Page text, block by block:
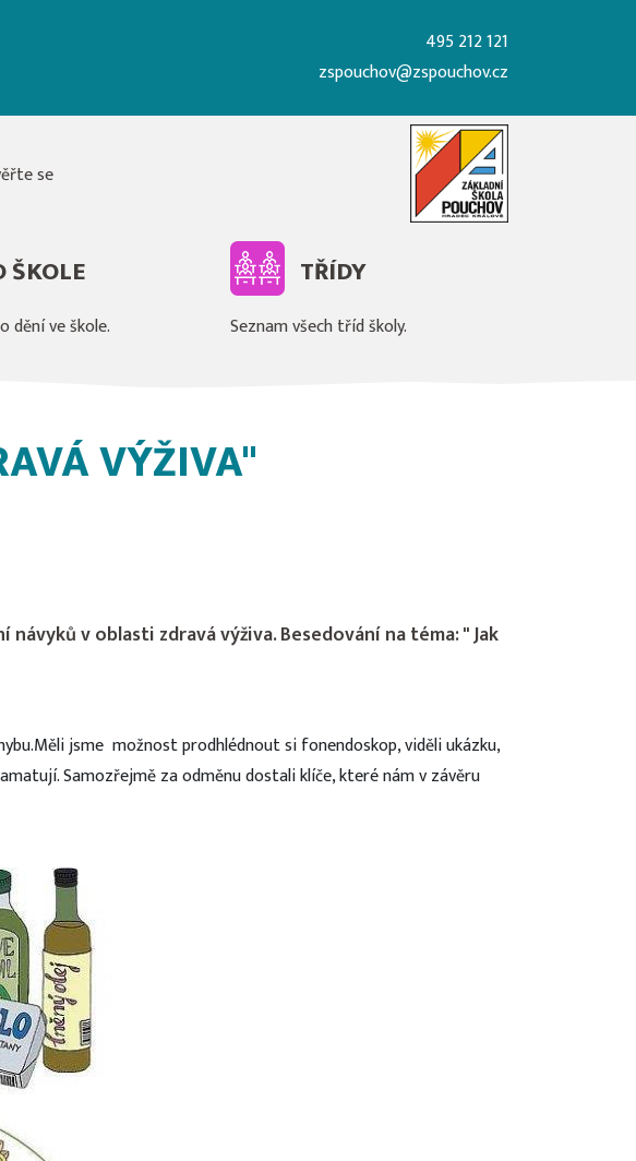
495 212 121
zspouchov@zspouchov.cz
se
ŠKOLE
dění ve škole.
TŘÍDY
Seznam všech tříd školy.
VÝŽIVA"
v oblasti zdravá výživa. Besedování na téma: " Jak
jsme možnost prodhlédnout si fonendoskop, viděli ukázku,
Samozřejmě za odměnu dostali klíče, které nám v závěru